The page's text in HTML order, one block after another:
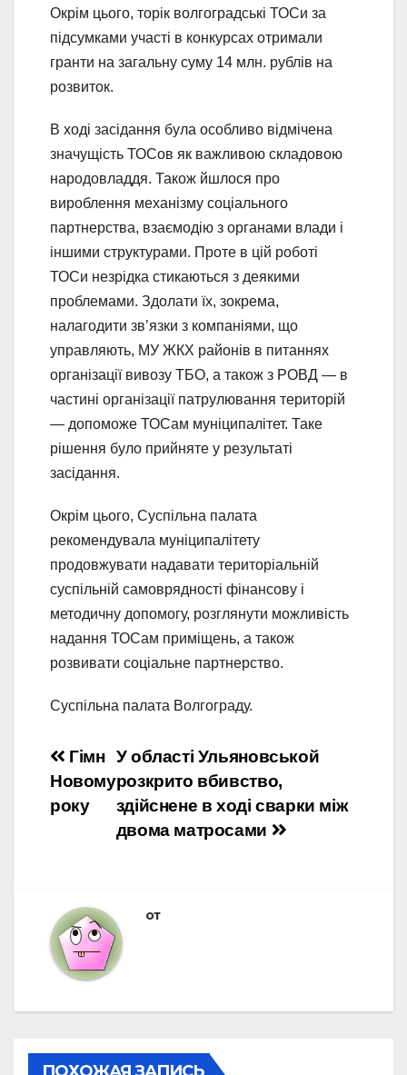
Окрім цього, торік волгоградські ТОСи за
підсумками участі в конкурсах отримали
гранти на загальну суму 14 млн. рублів на
розвиток.
В ході засідання була особливо відмічена
значущість ТОСов як важливою складовою
народовладдя. Також йшлося про
вироблення механізму соціального
партнерства, взаємодію з органами влади і
іншими структурами. Проте в цій роботі
ТОСи незрідка стикаються з деякими
проблемами. Здолати їх, зокрема,
налагодити зв’язки з компаніями, що
управляють, МУ ЖКХ районів в питаннях
організації вивозу ТБО, а також з РОВД — в
частині організації патрулювання територій
— допоможе ТОСам муніципалітет. Таке
рішення було прийняте у результаті
засідання.
Окрім цього, Суспільна палата
рекомендувала муніципалітету
продовжувати надавати територіальній
суспільній самоврядності фінансову і
методичну допомогу, розглянути можливість
надання ТОСам приміщень, а також
розвивати соціальне партнерство.
Суспільна палата Волгограду.
Навигация
по
записям
У області Ульяновськой
розкрито вбивство,
здійснене в ході сварки між
двома матросами
Гімн
Новому
року
от